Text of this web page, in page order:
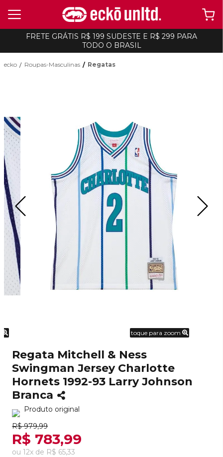
FRETE GRÁTIS R$ 199 SUDESTE E R$ 299 PARA
TODO O BRASIL
ecko Roupas-Masculinas Regatas
toque para zoom
Regata Mitchell & Ness
Swingman Jersey Charlotte
Hornets 1992-93 Larry Johnson
Branca
Produto original
R$ 979,99
R$ 783,99
ou 12x de R$ 65,33